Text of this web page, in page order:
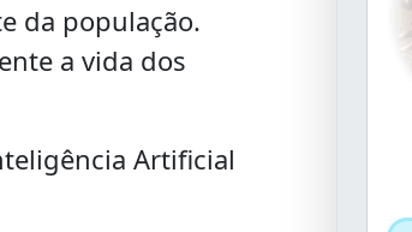
da população.
a vida dos
Artificial